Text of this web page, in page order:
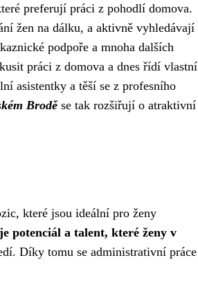
preferují práci z pohodlí domova.
žen na dálku, a aktivně vyhledávají
podpoře a mnoha dalších
práci z domova a dnes řídí vlastní
asistentky a těší se z profesního
Broděse tak rozšiřují o atraktivní
které jsou ideální pro ženy
potenciál a talent, které ženy v
Díky tomu se administrativní práce